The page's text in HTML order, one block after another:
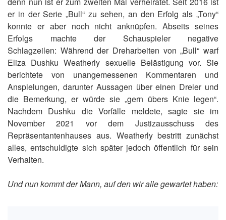
er in der Serie „Bull“ zu sehen, an den Erfolg als „Tony“
konnte er aber noch nicht anknüpfen. Abseits seines
Erfolgs machte der Schauspieler negative
Schlagzeilen: Während der Dreharbeiten von „Bull“ warf
Eliza Dushku Weatherly sexuelle Belästigung vor. Sie
berichtete von unangemessenen Kommentaren und
Anspielungen, darunter Aussagen über einen Dreier und
die Bemerkung, er würde sie „gern übers Knie legen“.
Nachdem Dushku die Vorfälle meldete, sagte sie im
November 2021 vor dem Justizausschuss des
Repräsentantenhauses aus. Weatherly bestritt zunächst
alles, entschuldigte sich später jedoch öffentlich für sein
Verhalten.
Und nun kommt der Mann, auf den wir alle gewartet haben: